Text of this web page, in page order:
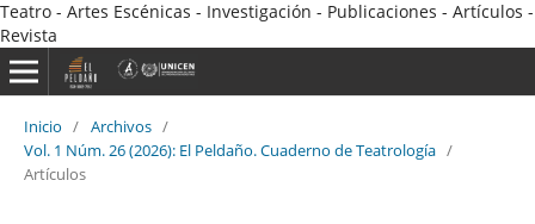
Teatro - Artes Escénicas - Investigación - Publicaciones - Artículos -
Revista
Inicio / Archivos /
Vol. 1 Núm. 26 (2026): El Peldaño. Cuaderno de Teatrología /
Artículos